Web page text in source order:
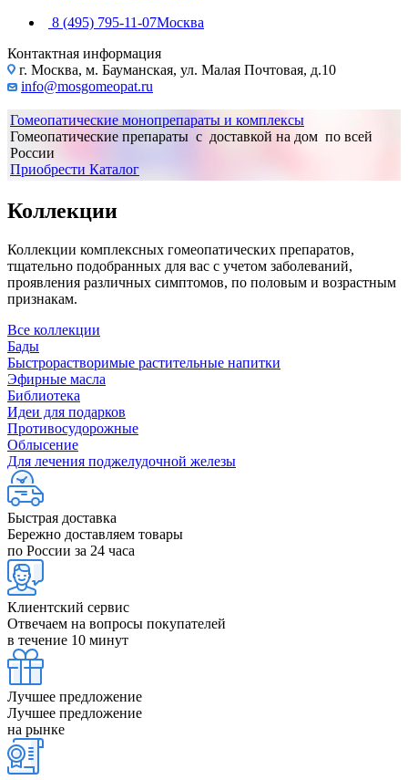
8 (495) 795-11-07Москва
Контактная информация
г. Москва, м. Бауманская, ул. Малая Почтовая, д.10
info@mosgomeopat.ru
Гомеопатические монопрепараты и комплексы
Гомеопатические препараты с доставкой на дом по всей
России
Приобрести Каталог
Коллекции
Коллекции комплексных гомеопатических препаратов,
тщательно подобранных для вас с учетом заболеваний,
проявления различных симптомов, по половым и возрастным
признакам.
Все коллекции
Бады
Быстрорастворимые растительные напитки
Эфирные масла
Библиотека
Идеи для подарков
Противосудорожные
Облысение
Для лечения поджелудочной железы
Быстрая доставка
Бережно доставляем товары
по России за 24 часа
Клиентский сервис
Отвечаем на вопросы покупателей
в течение 10 минут
Лучшее предложение
Лучшее предложение
на рынке